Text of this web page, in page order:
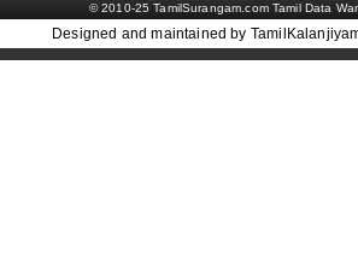
© 2010-25 TamilSurangam.com Tamil Data
Designed and maintained by